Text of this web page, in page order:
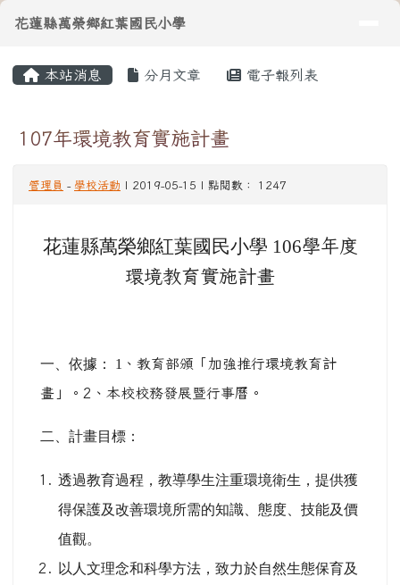
花蓮縣萬榮鄉紅葉國民小學
導覽列
花蓮縣萬榮鄉紅葉國民小學
本站消息 分月文章 電子報列表
107年環境教育實施計畫
管理員 - 學校活動 | 2019-05-15 | 點閱數： 1247
花蓮縣萬榮鄉紅葉國民小學 106學年度
環境教育實施計畫
一、依據： 1 、教育部頒「加強推行環境教育計
畫」。 2 、本校校務發展暨行事曆。
二、計畫目標：
透過教育過程，教導學生注重環境衛生，提供獲
得保護及改善環境所需的知識、態度、技能及價
值觀。
以人文理念和科學方法，致力於自然生態保育及